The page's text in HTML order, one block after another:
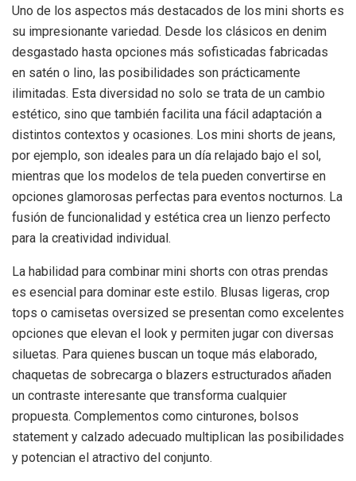
Uno de los aspectos más destacados de los mini shorts es
su impresionante variedad. Desde los clásicos en denim
desgastado hasta opciones más sofisticadas fabricadas
en satén o lino, las posibilidades son prácticamente
ilimitadas. Esta diversidad no solo se trata de un cambio
estético, sino que también facilita una fácil adaptación a
distintos contextos y ocasiones. Los mini shorts de jeans,
por ejemplo, son ideales para un día relajado bajo el sol,
mientras que los modelos de tela pueden convertirse en
opciones glamorosas perfectas para eventos nocturnos. La
fusión de funcionalidad y estética crea un lienzo perfecto
para la creatividad individual.
La habilidad para combinar mini shorts con otras prendas
es esencial para dominar este estilo. Blusas ligeras, crop
tops o camisetas oversized se presentan como excelentes
opciones que elevan el look y permiten jugar con diversas
siluetas. Para quienes buscan un toque más elaborado,
chaquetas de sobrecarga o blazers estructurados añaden
un contraste interesante que transforma cualquier
propuesta. Complementos como cinturones, bolsos
statement y calzado adecuado multiplican las posibilidades
y potencian el atractivo del conjunto.